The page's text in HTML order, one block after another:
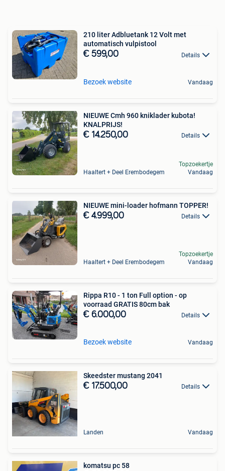
210 liter Adbluetank 12 Volt met
automatisch vulpistool
€ 599,00 Details
Bezoek website Vandaag
NIEUWE Cmh 960 kniklader kubota!
KNALPRIJS!
€ 14.250,00 Details
Haaltert + Deel Erembodegem
Topzoekertje
Vandaag
NIEUWE mini-loader hofmann TOPPER!
€ 4.999,00 Details
Haaltert + Deel Erembodegem
Topzoekertje
Vandaag
Rippa R10 - 1 ton Full option - op
voorraad GRATIS 80cm bak
€ 6.000,00 Details
Bezoek website Vandaag
Skeedster mustang 2041
€ 17.500,00 Details
Landen Vandaag
komatsu pc 58